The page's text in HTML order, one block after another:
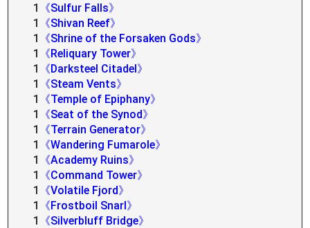
1
《Sulfur Falls》
1
《Shivan Reef》
1
《Shrine of the Forsaken Gods》
1
《Reliquary Tower》
1
《Darksteel Citadel》
1
《Steam Vents》
1
《Temple of Epiphany》
1
《Seat of the Synod》
1
《Terrain Generator》
1
《Wandering Fumarole》
1
《Academy Ruins》
1
《Command Tower》
1
《Volatile Fjord》
1
《Frostboil Snarl》
1
《Silverbluff Bridge》